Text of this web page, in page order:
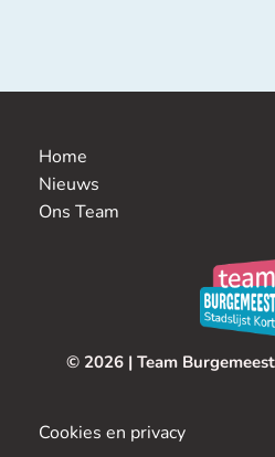
Home
Nieuws
Ons Team
© 2026 | Team
Cookies en privacy